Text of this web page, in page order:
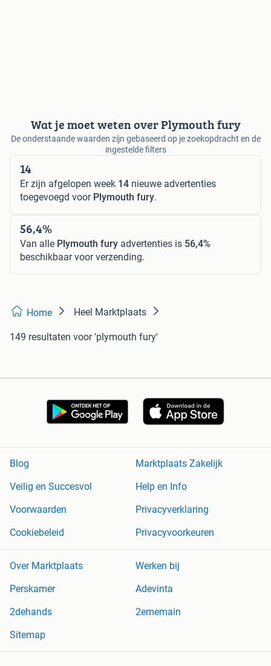
Wat je moet weten over Plymouth fury
De onderstaande waarden zijn gebaseerd op je zoekopdracht en de
ingestelde filters
14
Er zijn afgelopen week 14 nieuwe advertenties
toegevoegd voor Plymouth fury.
56,4%
Van alle Plymouth fury advertenties is 56,4%
beschikbaar voor verzending.
Home Heel Marktplaats
149 resultaten voor 'plymouth fury'
Blog
Marktplaats Zakelijk
Veilig en Succesvol
Help en Info
Voorwaarden
Privacyverklaring
Cookiebeleid
Privacyvoorkeuren
Over Marktplaats
Werken bij
Perskamer
Adevinta
2dehands
2ememain
Sitemap